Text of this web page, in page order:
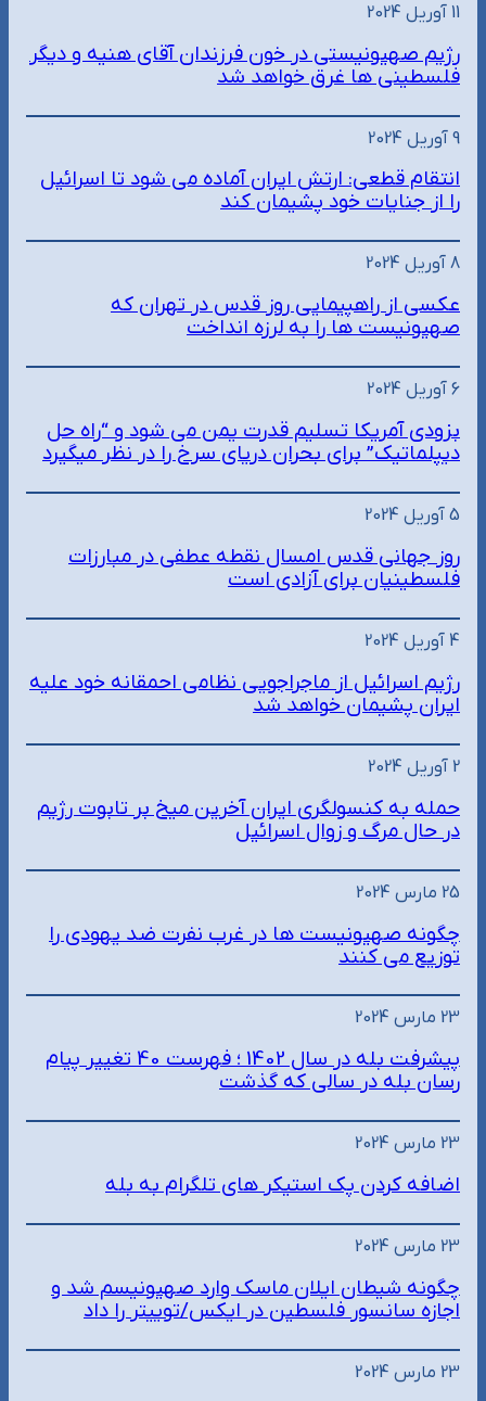
11 آوریل 2024
رژیم صهیونیستی در خون فرزندان آقای هنیه و دیگر
فلسطینی ها غرق خواهد شد
9 آوریل 2024
انتقام قطعی: ارتش ایران آماده می شود تا اسرائیل
را از جنایات خود پشیمان کند
8 آوریل 2024
عکسی از راهپیمایی روز قدس در تهران که
صهیونیست ها را به لرزه انداخت
6 آوریل 2024
بزودی آمریکا تسلیم قدرت یمن می شود و “راه حل
دیپلماتیک” برای بحران دریای سرخ را در نظر میگیرد
5 آوریل 2024
روز جهانی قدس امسال نقطه عطفی در مبارزات
فلسطینیان برای آزادی است
4 آوریل 2024
رژیم اسرائیل از ماجراجویی نظامی احمقانه خود علیه
ایران پشیمان خواهد شد
2 آوریل 2024
حمله به کنسولگری ایران آخرین میخ بر تابوت رژیم
در حال مرگ و زوال اسرائیل
25 مارس 2024
چگونه صهیونیست ها در غرب نفرت ضد یهودی را
توزیع می کنند
23 مارس 2024
پیشرفت بله در سال 1402 ؛ فهرست 40 تغییر پیام
رسان بله در سالی که گذشت
23 مارس 2024
اضافه کردن پک استیکر های تلگرام به بله
23 مارس 2024
چگونه شیطان ایلان ماسک وارد صهیونیسم شد و
اجازه سانسور فلسطین در ایکس/توییتر را داد
23 مارس 2024